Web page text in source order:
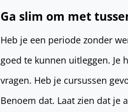
Ga slim om met
Heb je een periode zonder
goed te kunnen uitleggen. Je
vragen. Heb je cursussen
Benoem dat. Laat zien dat je